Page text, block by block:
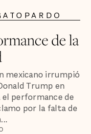
de la
mexicano irrumpió
Trump en
el performance de
por la falta de